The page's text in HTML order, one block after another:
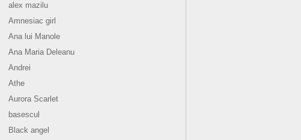
alex mazilu
Amnesiac girl
Ana lui Manole
Ana Maria Deleanu
Andrei
Athe
Aurora Scarlet
basescul
Black angel